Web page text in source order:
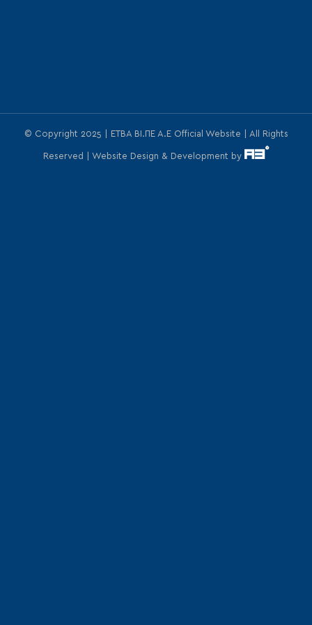
© Copyright 2025 | ΕΤΒΑ ΒΙ.ΠΕ Α.Ε Official Website | All Rights
Reserved | Website Design & Development by